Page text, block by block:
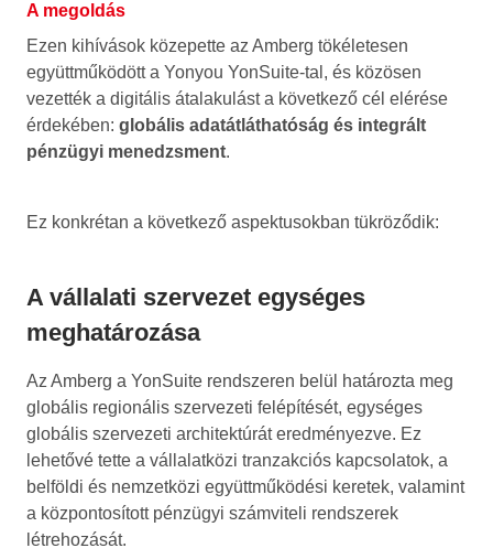
A megoldás
Ezen kihívások közepette az Amberg tökéletesen
együttműködött a Yonyou YonSuite-tal, és közösen
vezették a digitális átalakulást a következő cél elérése
érdekében: globális adatátláthatóság és integrált
pénzügyi menedzsment.
Ez konkrétan a következő aspektusokban tükröződik:
A vállalati szervezet egységes
meghatározása
Az Amberg a YonSuite rendszeren belül határozta meg
globális regionális szervezeti felépítését, egységes
globális szervezeti architektúrát eredményezve. Ez
lehetővé tette a vállalatközi tranzakciós kapcsolatok, a
belföldi és nemzetközi együttműködési keretek, valamint
a központosított pénzügyi számviteli rendszerek
létrehozását.